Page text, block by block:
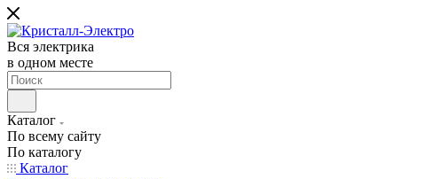
Вся электрика
в одном месте
Каталог
По всему сайту
По каталогу
Каталог